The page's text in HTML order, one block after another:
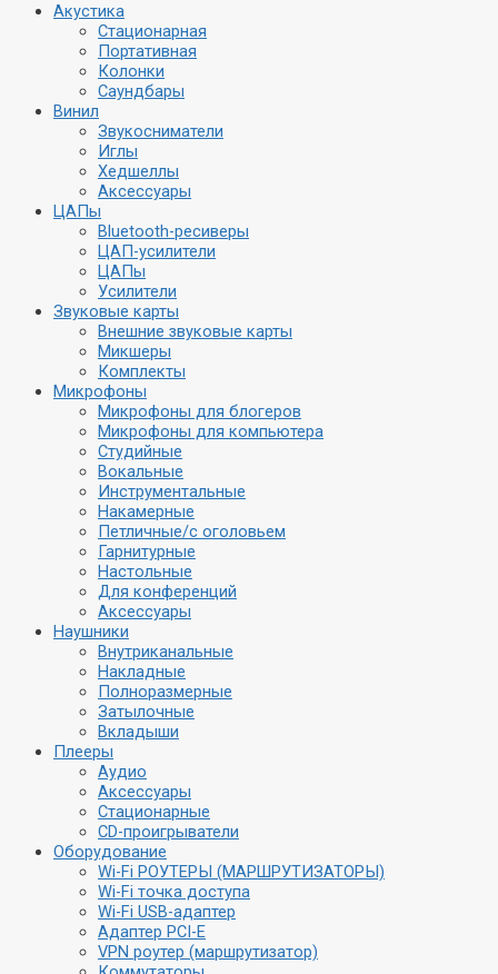
Акустика
Стационарная
Портативная
Колонки
Саундбары
Винил
Звукосниматели
Иглы
Хедшеллы
Аксессуары
ЦАПы
Bluetooth-ресиверы
ЦАП-усилители
ЦАПы
Усилители
Звуковые карты
Внешние звуковые карты
Микшеры
Комплекты
Микрофоны
Микрофоны для блогеров
Микрофоны для компьютера
Студийные
Вокальные
Инструментальные
Накамерные
Петличные/с оголовьем
Гарнитурные
Настольные
Для конференций
Аксессуары
Наушники
Внутриканальные
Накладные
Полноразмерные
Затылочные
Вкладыши
Плееры
Аудио
Аксессуары
Стационарные
CD-проигрыватели
Оборудование
Wi-Fi РОУТЕРЫ (МАРШРУТИЗАТОРЫ)
Wi-Fi точка доступа
Wi-Fi USB-адаптер
Адаптер PCI-E
VPN роутер (маршрутизатор)